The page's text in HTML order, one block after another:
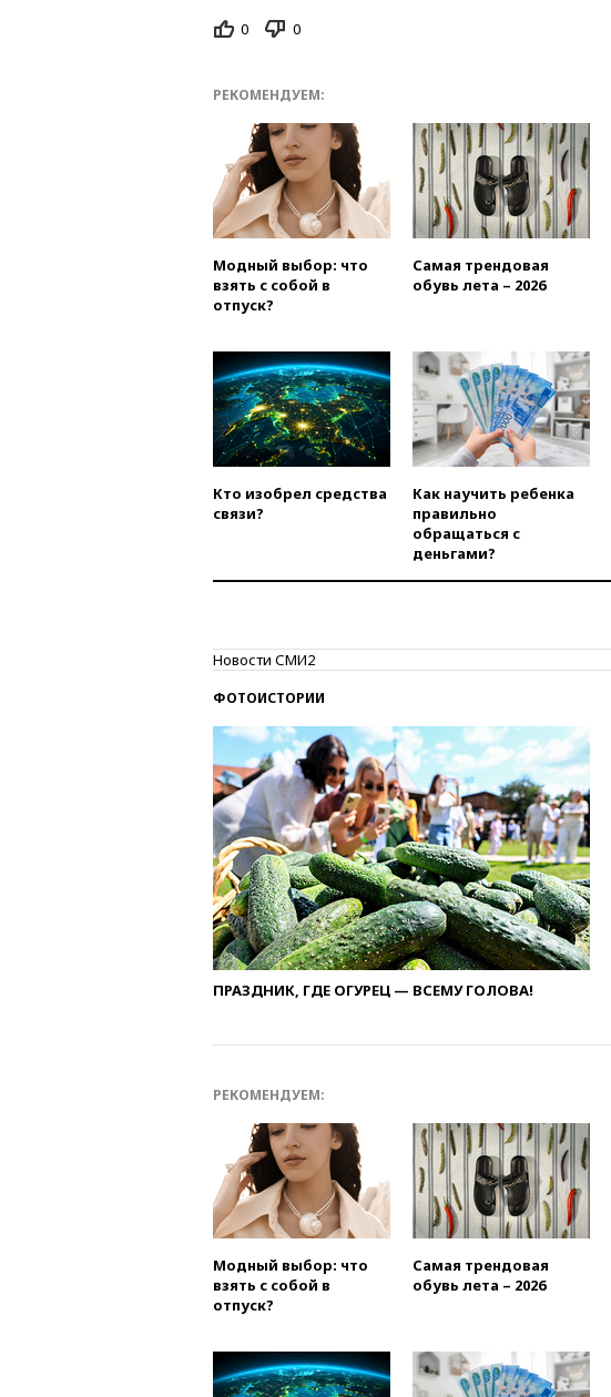
0 0
РЕКОМЕНДУЕМ:
Модный выбор: что
взять с собой в
отпуск?
Самая трендовая
обувь лета – 2026
Кто изобрел средства
связи?
Как научить ребенка
правильно
обращаться с
деньгами?
Новости СМИ2
ФОТОИСТОРИИ
ПРАЗДНИК, ГДЕ ОГУРЕЦ — ВСЕМУ ГОЛОВА!
РЕКОМЕНДУЕМ:
Модный выбор: что
взять с собой в
отпуск?
Самая трендовая
обувь лета – 2026